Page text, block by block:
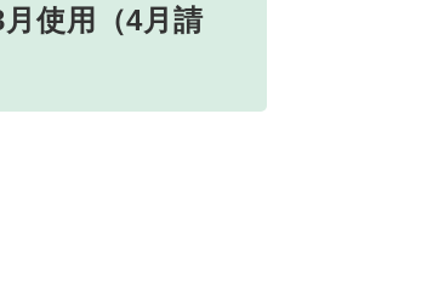
使用（4月請